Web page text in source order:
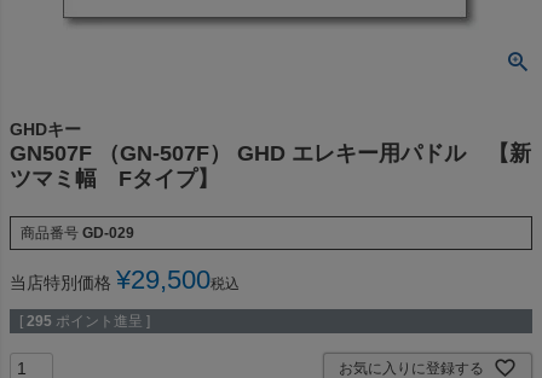
GHDキー
GN507F （GN-507F） GHD エレキー用パドル 【新
ツマミ幅 Fタイプ】
商品番号 GD-029
当店特別価格 ¥29,500税込
[ 295 ポイント進呈 ]
お気に入りに登録する